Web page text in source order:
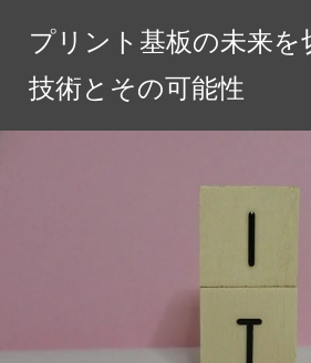
プリント基板の未来を
技術とその可能性